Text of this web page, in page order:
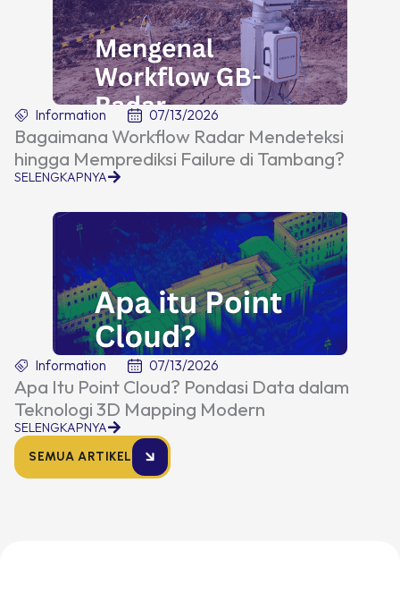
Information 07/13/2026
Bagaimana Workflow Radar Mendeteksi
hingga Memprediksi Failure di Tambang?
SELENGKAPNYA
Information 07/13/2026
Apa Itu Point Cloud? Pondasi Data dalam
Teknologi 3D Mapping Modern
SELENGKAPNYA
SEMUA ARTIKEL